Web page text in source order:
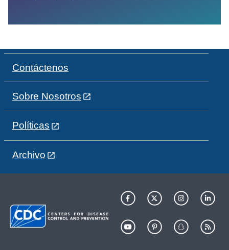
Contáctenos
Sobre Nosotros
Políticas
Archivo